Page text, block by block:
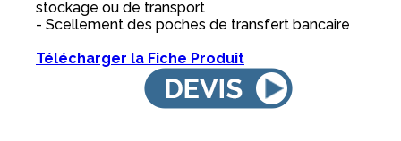
stockage ou de transport
- Scellement des poches de transfert bancaire
Télécharger la Fiche Produit